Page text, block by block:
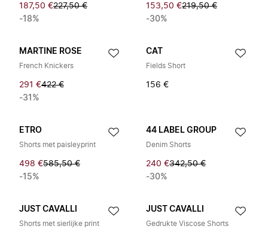
187,50 €227,50 €
-18%
153,50 €219,50 €
-30%
MARTINE ROSE
French Knickers
291 €422 €
-31%
CAT
Fields Short
156 €
ETRO
Shorts met paisleyprint
498 €585,50 €
-15%
44 LABEL GROUP
Denim Shorts
240 €342,50 €
-30%
JUST CAVALLI
Shorts met sierlijke print
JUST CAVALLI
Gedrukte Viscose Shorts